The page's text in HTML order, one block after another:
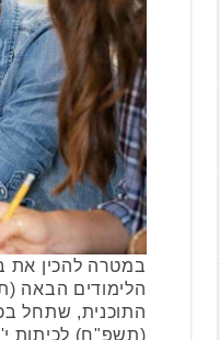
במטרה להכין את
הלימודים הבאה
התוכנית, שתחל
(תשפ"ח) לכיתות י',